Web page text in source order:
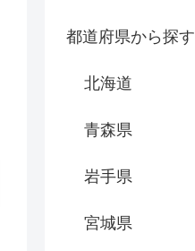
都道府県から探す
北海道
青森県
岩手県
宮城県